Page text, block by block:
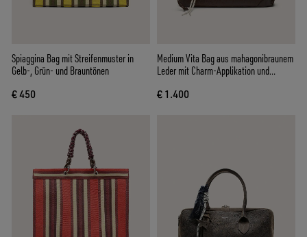
Spiaggina Bag mit Streifenmuster in
Gelb-, Grün- und Brauntönen
€ 450
Medium Vita Bag aus mahagonibraunem
Leder mit Charm-Applikation und
€ 1.400